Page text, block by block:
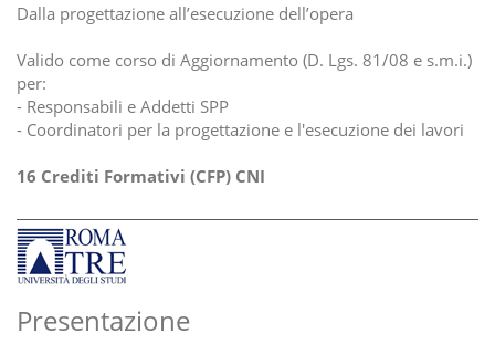
Dalla progettazione all’esecuzione dell’opera
Valido come corso di Aggiornamento (D. Lgs. 81/08 e s.m.i.)
per:
- Responsabili e Addetti SPP
- Coordinatori per la progettazione e l'esecuzione dei lavori
16 Crediti Formativi (CFP) CNI
Presentazione